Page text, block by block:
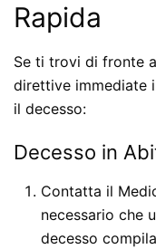
Rapida
Se ti trovi di fronte
direttive immediate
il decesso:
Decesso in
Contatta il
necessario che
decesso